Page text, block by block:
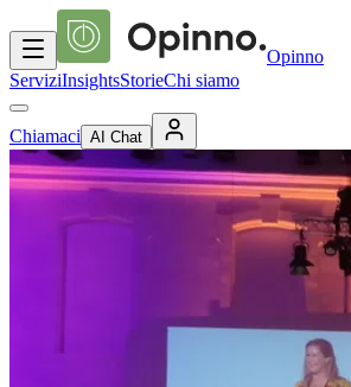
Opinno
ServiziInsightsStorieChi siamo
Chiamaci AI Chat